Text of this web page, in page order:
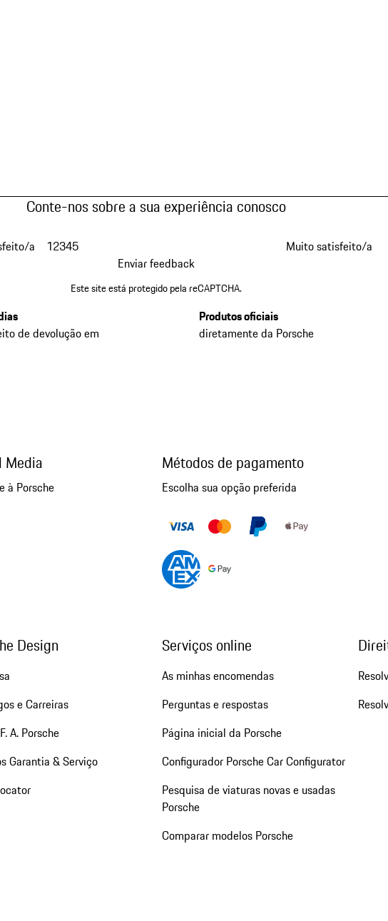
Conte-nos sobre a sua experiência conosco
a 12345
Muito satisfeito/a
Enviar feedback
Este site está protegido pela reCAPTCHA.
de devolução em
Produtos oficiais
diretamente da Porsche
Media
à Porsche
Métodos de pagamento
Escolha sua opção preferida
Design
e Carreiras
A. Porsche
Garantia & Serviço
Serviços online
As minhas encomendas
Perguntas e respostas
Página inicial da Porsche
Configurador Porsche Car Configurator
Pesquisa de viaturas novas e usadas
Porsche
Comparar modelos Porsche